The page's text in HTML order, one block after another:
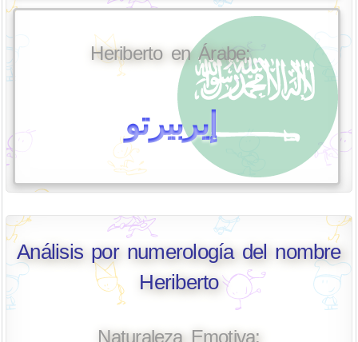
Heriberto en Árabe:
إيربيرتو
Análisis por numerología del nombre
Heriberto
Naturaleza Emotiva: